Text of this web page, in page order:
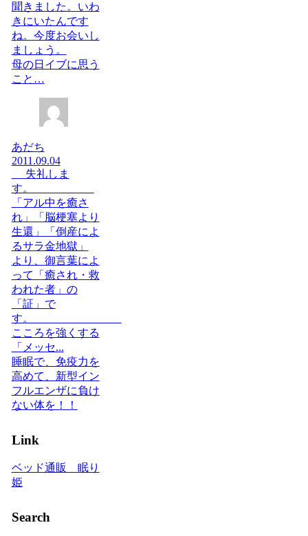
聞きました。いわ
きにいたんです
ね。今度お会いし
ましょう。
母の日イブに思う
こと…
あだち
2011.09.04
失礼しま
す。
「アル中を癒さ
れ」「脳梗塞より
生還」「倒産によ
るサラ金地獄」
より、御言葉によ
って「癒され・救
われた者」の
「証」で
す。
こころを強くする
「メッセ...
睡眠で、免疫力を
高めて、新型イン
フルエンザに負け
ない体を！！
Link
ベッド通販 眠り
姫
Search